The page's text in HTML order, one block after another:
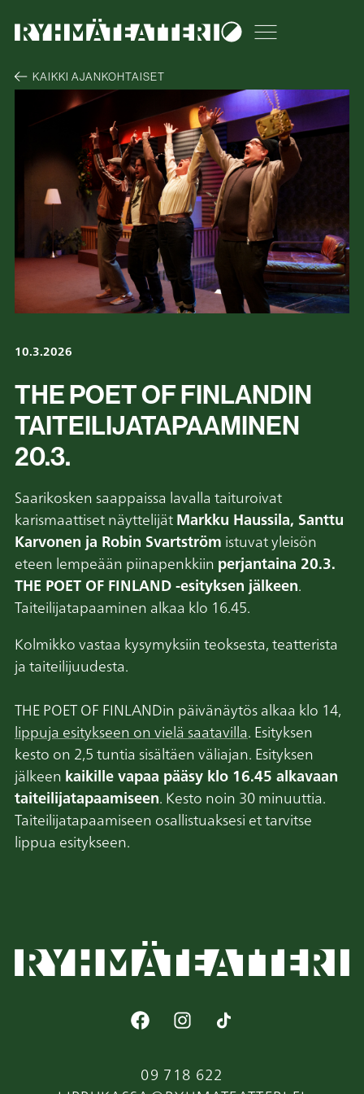
Dark themeAvaa tai sulje
KAIKKI AJANKOHTAISET
10.3.2026
THE POET OF FINLANDIN
TAITEILIJATAPAAMINEN
20.3.
Saarikosken saappaissa lavalla taituroivat
karismaattiset näyttelijätMarkku Haussila, Santtu
Karvonen ja Robin Svartströmistuvat yleisön
eteen lempeään piinapenkkiinperjantaina 20.3.
THE POET OF FINLAND -esityksen jälkeen.
Taiteilijatapaaminen alkaa klo 16.45.
Kolmikko vastaa kysymyksiin teoksesta, teatterista
ja taiteilijuudesta.
THE POET OF FINLANDin päivänäytös alkaa klo 14,
lippuja esitykseen on vielä saatavilla. Esityksen
kesto on 2,5 tuntia sisältäen väliajan. Esityksen
jälkeenkaikille vapaa pääsy klo 16.45 alkavaan
taiteilijatapaamiseen. Kesto noin 30 minuuttia.
Taiteilijatapaamiseen osallistuaksesi et tarvitse
lippua esitykseen.
09 718 622